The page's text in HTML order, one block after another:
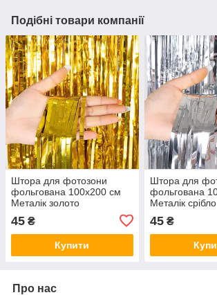
Подібні товари компанії
Штора для фотозони
фольгована 100х200 см
Металік золото
45 ₴
Купити
Штора для
фольгована
Металік срібло
45₴
Про нас